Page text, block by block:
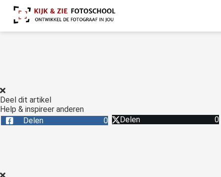
Deel dit artikel
Help & inspireer anderen
Delen
0 Delen 0